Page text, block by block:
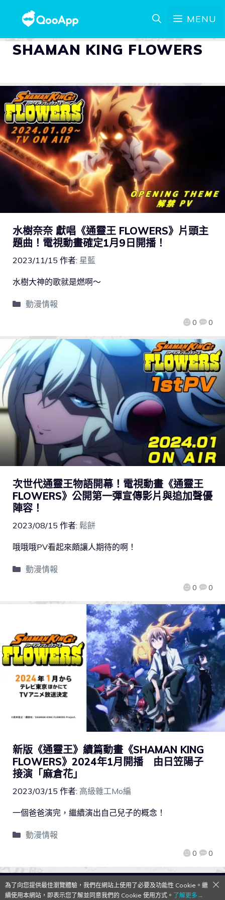
MENU
SHAMAN KING FLOWERS
水樹奈奈 獻唱《通靈王 FLOWERS》片頭主
題曲！電視動畫確定1月9日開播！
2023/11/15 作者: 星藍
0 0
水樹大神的歌就是燃啊～
動漫情報
次世代通靈王物語開幕！電視動畫《通靈王
FLOWERS》公開第一彈宣傳影片與追加聲優
陣容！
2023/08/15 作者: 鬆餅
0 0
哦哦哦PV看起來頗讓人期待的啊！
動漫情報
新版《通靈王》續篇動畫《SHAMAN KING
FLOWERS》2024年1月開播 由日笠陽子
接演「麻倉花」
2023/03/15 作者: 高級雜工Mo編
0 0
一個爸爸演完，繼續演出自己兒子的概念！
動漫情報
QooApp Limited © 2026
為了向您提供最佳瀏覽體驗，我們在網站上使用了必要及功能性 Cookie。繼
續使用本網站，即表示您了解並同意我們的 Cookie 使用方式。 了解更多→